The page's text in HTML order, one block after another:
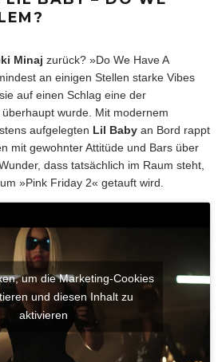
Minaj zurück? »Do We Have A
an einigen Stellen starke Vibes
auf einen Schlag eine der
wurde. Mit modernem
aufgelegten Lil Baby an Bord rappt
mit gewohnter Attitüde und Bars über
dass tatsächlich im Raum steht,
»Pink Friday 2« getauft wird.
um die Marketing-Cookies
und diesen Inhalt zu
aktivieren